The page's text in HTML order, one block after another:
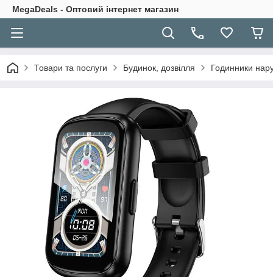
MegaDeals - Оптовий інтернет магазин
Товари та послуги Будинок, дозвілля Годинники